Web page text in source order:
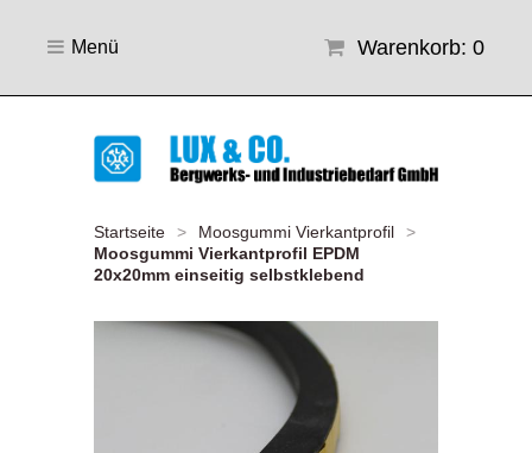
Warenkorb: 0
Menü
Startseite > Moosgummi Vierkantprofil
>
Moosgummi Vierkantprofil EPDM
20x20mm einseitig selbstklebend